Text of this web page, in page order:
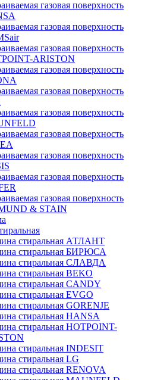
газовая поверхность
газовая поверхность
газовая поверхность
ARISTON
газовая поверхность
газовая поверхность
газовая поверхность
газовая поверхность
газовая поверхность
газовая поверхность
газовая поверхность
& STAIN
стиральная АТЛАНТ
стиральная БИРЮСА
стиральная СЛАВДА
стиральная BEKO
стиральная CANDY
стиральная EVGO
стиральная GORENJE
стиральная HANSA
стиральная HOTPOINT-
стиральная INDESIT
стиральная LG
стиральная RENOVA